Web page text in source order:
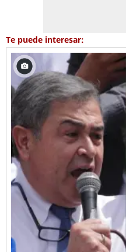
Te puede interesar: